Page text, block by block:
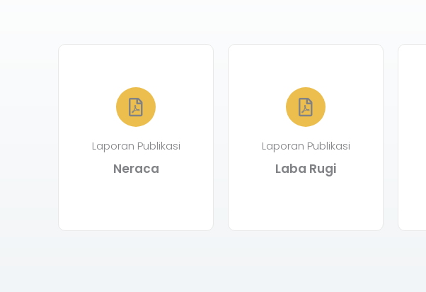
Laporan Publikasi
Neraca
Laporan Publikasi
Laba Rugi